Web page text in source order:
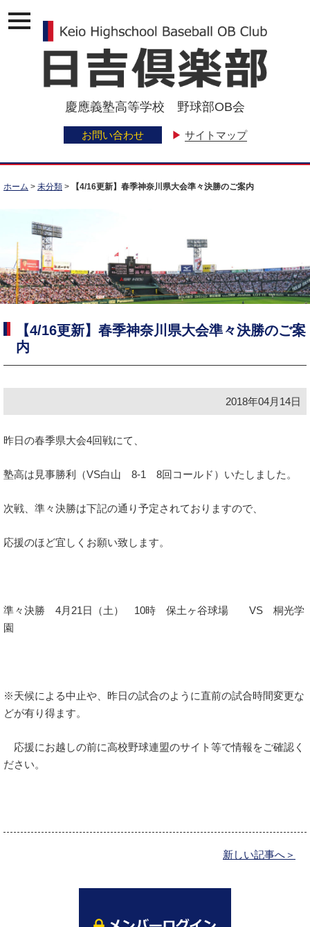
ナ
ビ
慶應義塾高等学校 野球部OB会
お問い合わせ ▶ サイトマップ
ホーム > 未分類 > 【4/16更新】春季神奈川県大会準々決勝のご案内
【4/16更新】春季神奈川県大会準々決勝のご案
内
2018年04月14日
昨日の春季県大会4回戦にて、
塾高は見事勝利（VS白山 8-1 8回コールド）いたしました。
次戦、準々決勝は下記の通り予定されておりますので、
応援のほど宜しくお願い致します。
準々決勝 4月21日（土） 10時 保土ヶ谷球場 VS 桐光学
園
※天候による中止や、昨日の試合のように直前の試合時間変更な
どが有り得ます。
応援にお越しの前に高校野球連盟のサイト等で情報をご確認く
ださい。
新しい記事へ＞